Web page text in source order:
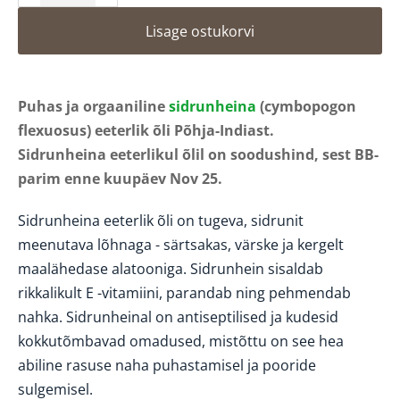
Lisage ostukorvi
Puhas ja orgaanilinesidrunheina (cymbopogon
flexuosus) eeterlik õli Põhja-Indiast.
Sidrunheina eeterlikul õlil on soodushind, sest BB-
parim enne kuupäev Nov 25.
Sidrunheina eeterlik õli on tugeva, sidrunit
meenutava lõhnaga - särtsakas, värske ja kergelt
maalähedase alatooniga. Sidrunhein sisaldab
rikkalikult E -vitamiini, parandab ning pehmendab
nahka. Sidrunheinal on antiseptilised ja kudesid
kokkutõmbavad omadused, mistõttu on see hea
abiline rasuse naha puhastamisel ja pooride
sulgemisel.